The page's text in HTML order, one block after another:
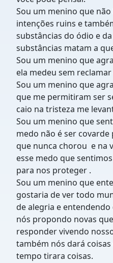
Sou um menino que
intenções ruins e
substâncias do ódio e
substâncias matam a
Sou um menino que
ela medeu sem
Sou um menino que
que me permitiram ser
caio na tristeza me
Sou um menino que
medo não é ser
que nunca chorou e na
esse medo que
para nos proteger .
Sou um menino que
gostaria de ver todo
de alegria e
nós propondo novas
responder vivendo
também nós dará
tempo tirara coisas.